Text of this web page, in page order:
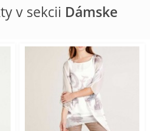
v sekcii Dámske